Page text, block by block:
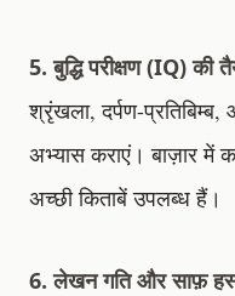
5. बुद्धि परीक्षण (IQ) की
श्रृंखला, दर्पण-
अभ्यास कराएं। बाज़ार में
अच्छी किताबें उपलब्ध हैं।
6. लेखन गति और साफ़